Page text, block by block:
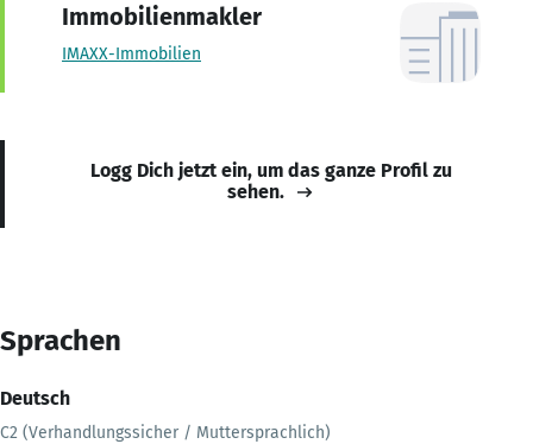
Immobilienmakler
IMAXX-Immobilien
Logg Dich jetzt ein, um das ganze Profil zu
sehen.
Sprachen
Deutsch
C2 (Verhandlungssicher / Muttersprachlich)